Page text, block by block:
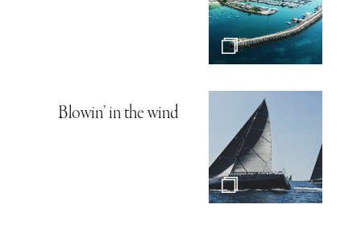
Blowin’ in the wind